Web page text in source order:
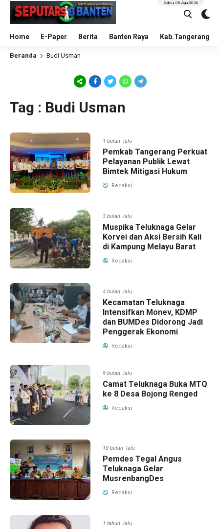
Home E-Paper Berita Banten Raya Kab.Tangerang
Sabtu, 08 Agu 2026
Beranda Budi Usman
Tag : Budi Usman
1 bulan lalu
Pemkab Tangerang Perkuat
Pelayanan Publik Lewat
Bimtek Mitigasi Hukum
Redaksi
3 bulan lalu
Muspika Teluknaga Gelar
Korvei dan Aksi Bersih Kali
di Kampung Melayu Barat
Redaksi
4 bulan lalu
Kecamatan Teluknaga
Intensifkan Monev, KDMP
dan BUMDes Didorong Jadi
Penggerak Ekonomi
Redaksi
9 bulan lalu
Camat Teluknaga Buka MTQ
ke 8 Desa Bojong Renged
Redaksi
10 bulan lalu
Pemdes Tegal Angus
Teluknaga Gelar
MusrenbangDes
Redaksi
1 tahun lalu